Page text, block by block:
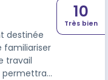
destinée
familiariser
travail
permettra
10
Très bien